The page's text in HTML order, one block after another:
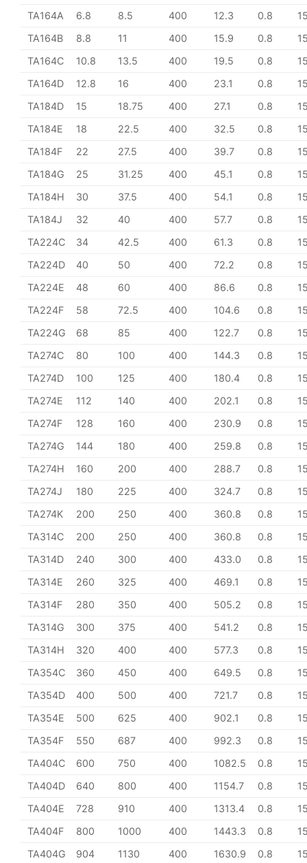
TA164A 6.8 8.5 400 12.3 0.8
TA164B
8.8 11 400 15.9 0.8
TA164C
10.8 13.5 400 19.5 0.8
TA164D
12.8 16 400 23.1 0.8
TA184D
15 18.75 400 27.1 0.8
TA184E
18 22.5 400 32.5 0.8
TA184F
22 27.5 400 39.7 0.8
TA184G
25 31.25 400 45.1 0.8
TA184H
30 37.5 400 54.1 0.8
TA184J
32 40 400 57.7 0.8
TA224C
34 42.5 400 61.3 0.8
TA224D
40 50 400 72.2 0.8
TA224E
48 60 400 86.6 0.8
TA224F
58 72.5 400 104.6 0.8
TA224G
68 85 400 122.7 0.8
TA274C
80 100 400 144.3 0.8
TA274D
100 125 400 180.4 0.8
TA274E
112 140 400 202.1 0.8
TA274F
128 160 400 230.9 0.8
TA274G
144 180 400 259.8 0.8
TA274H
160 200 400 288.7 0.8
TA274J
180 225 400 324.7 0.8
TA274K
200 250 400 360.8 0.8
TA314C
200 250 400 360.8 0.8
TA314D
240 300 400 433.0 0.8
TA314E
260 325 400 469.1 0.8
TA314F
280 350 400 505.2 0.8
TA314G
300 375 400 541.2 0.8
TA314H
320 400 400 577.3 0.8
TA354C
360 450 400 649.5 0.8
TA354D
400 500 400 721.7 0.8
TA354E
500 625 400 902.1 0.8
TA354F
550 687 400 992.3 0.8
TA404C
600 750 400 1082.5 0.8
TA404D
640 800 400 1154.7 0.8
TA404E
728 910 400 1313.4 0.8
TA404F
800 1000 400 1443.3 0.8
TA404G
904 1130 400 1630.9 0.8